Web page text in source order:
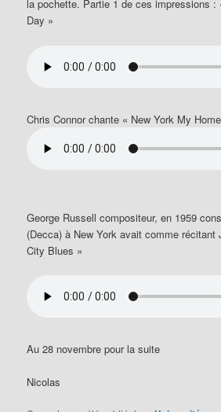
la pochette. Partie 1 de ces impressions
Day »
Chris Connor chante « New York My
George Russell compositeur, en 1959
(Decca) à New York avait comme
City Blues »
Au 28 novembre pour la suite
Nicolas